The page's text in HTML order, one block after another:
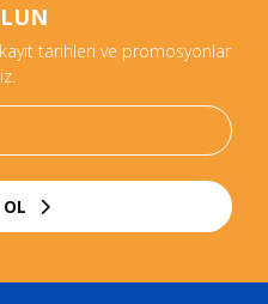
tarihleri ve promosyonlar